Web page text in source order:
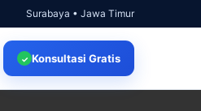
Surabaya • Jawa Timur
✓ Konsultasi Gratis